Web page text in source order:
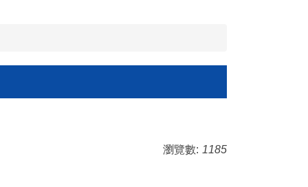
瀏覽數: 1185